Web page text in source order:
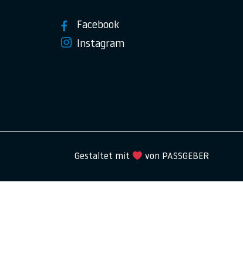
Facebook
Instagram
Gestaltet mit von PASSGEBER